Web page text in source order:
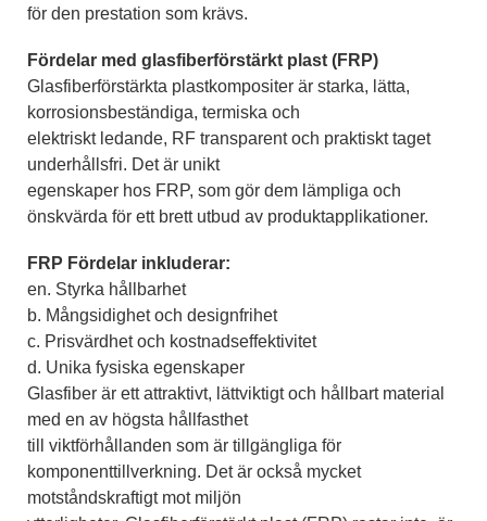
för den prestation som krävs.
Fördelar med glasfiberförstärkt plast (FRP)
Glasfiberförstärkta plastkompositer är starka, lätta,
korrosionsbeständiga, termiska och
elektriskt ledande, RF transparent och praktiskt taget
underhållsfri. Det är unikt
egenskaper hos FRP, som gör dem lämpliga och
önskvärda för ett brett utbud av produktapplikationer.
FRP Fördelar inkluderar:
en. Styrka hållbarhet
b. Mångsidighet och designfrihet
c. Prisvärdhet och kostnadseffektivitet
d. Unika fysiska egenskaper
Glasfiber är ett attraktivt, lättviktigt och hållbart material
med en av högsta hållfasthet
till viktförhållanden som är tillgängliga för
komponenttillverkning. Det är också mycket
motståndskraftigt mot miljön